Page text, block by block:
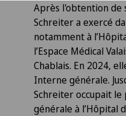
Après l'obtention de
Schreiter a exercé
notamment à
l’Espace Médical
Chablais. En 2024,
Interne générale.
Schreiter occupait
générale à l’Hôpital